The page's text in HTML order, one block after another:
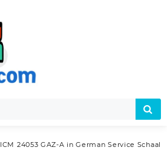
ICM 24053 GAZ-A in German Service Schaal